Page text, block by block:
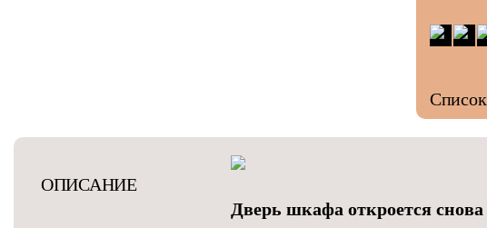
ОПИСАНИЕ
Дверь шкафа откроется снова